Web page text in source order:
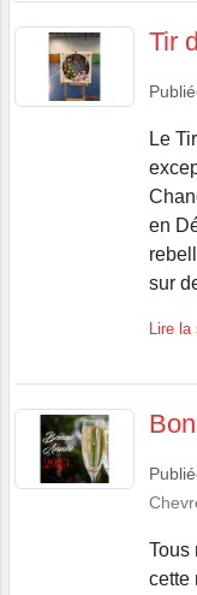
Tir
Le
en
sur
Lire la
Tous
cette